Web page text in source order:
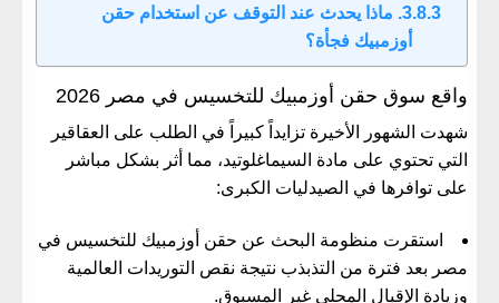
​3. ماذا يحدث عند التوقف عن استخدام حقن
أوزمبيك فجأة؟
​واقع سوق حقن أوزمبيك للتخسيس في مصر 2026
​شهدت الشهور الأخيرة تزايداً كبيراً في الطلب على العقاقير
التي تحتوي على مادة السيماغلوتيد، مما أثر بشكل مباشر
على توافرها في الصيدليات الكبرى:
​استقرت منظومة البحث عن حقن أوزمبيك للتخسيس في
مصر بعد فترة من التذبذب نتيجة نقص التوريدات العالمية
وزيادة الإقبال المحلي غير المسبوق.